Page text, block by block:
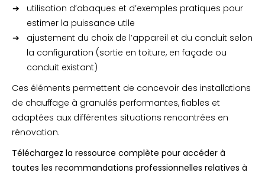
utilisation d’abaques et d’exemples pratiques pour
estimer la puissance utile
ajustement du choix de l’appareil et du conduit selon
la configuration (sortie en toiture, en façade ou
conduit existant)
Ces éléments permettent de concevoir des installations
de chauffage à granulés performantes, fiables et
adaptées aux différentes situations rencontrées en
rénovation.
Téléchargez la ressource complète pour accéder à
toutes les recommandations professionnelles relatives à